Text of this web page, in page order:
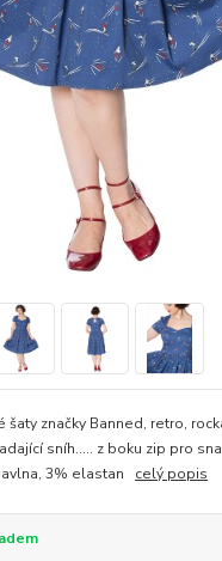
značky Banned, retro,
sníh..... z boku zip pro
3% elastan celý popis